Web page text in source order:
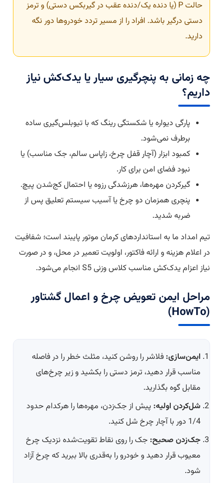
حالت P (یا دنده یک/دنده عقب در گیربکس دستی) و ترمز
دستی درگیر باشد. افراد را از مسیر تردد خودروها دور نگه
دارید.
چه زمانی به پنچرگیری سیار یا یدک‌کش نیاز
داریم؟
پارگی دیواره یا شکستگی رینگ که با تیوبلس‌گیری ساده
برطرف نمی‌شود.
کمبود ابزار (آچار قفل چرخ، زاپاس سالم، جک مناسب) یا
نبود فضای امن برای کار.
گیرکردن مهره‌ها، هرزشدگی رزوه یا احتمال کج‌شدن پیچ.
پنچری همزمان دو چرخ یا آسیب سیستم تعلیق پس از
ضربه شدید.
تیم امداد ما به استانداردهای کرمان موتور پایبند است؛ شفافیت
در اعلام هزینه و ارائه فاکتور، اولویت تعمیر در محل، و در صورت
نیاز اعزام یدک‌کش مناسب کلاس وزنی S5 انجام می‌شود.
مراحل ایمن تعویض چرخ و اعمال گشتاور
(HowTo)
ایمن‌سازی: فلاشر را روشن کنید، مثلث خطر را در فاصله
مناسب قرار دهید، ترمز دستی را بکشید و زیر چرخ‌های
مقابل گوه بگذارید.
شل‌کردن اولیه: پیش از جک‌زدن، مهره‌ها را هرکدام حدود
1/4 دور با آچار چرخ شل کنید.
جک‌زدن صحیح: جک را روی نقاط تقویت‌شده نزدیک چرخ
معیوب قرار دهید و خودرو را به‌قدری بالا ببرید که چرخ آزاد
شود.